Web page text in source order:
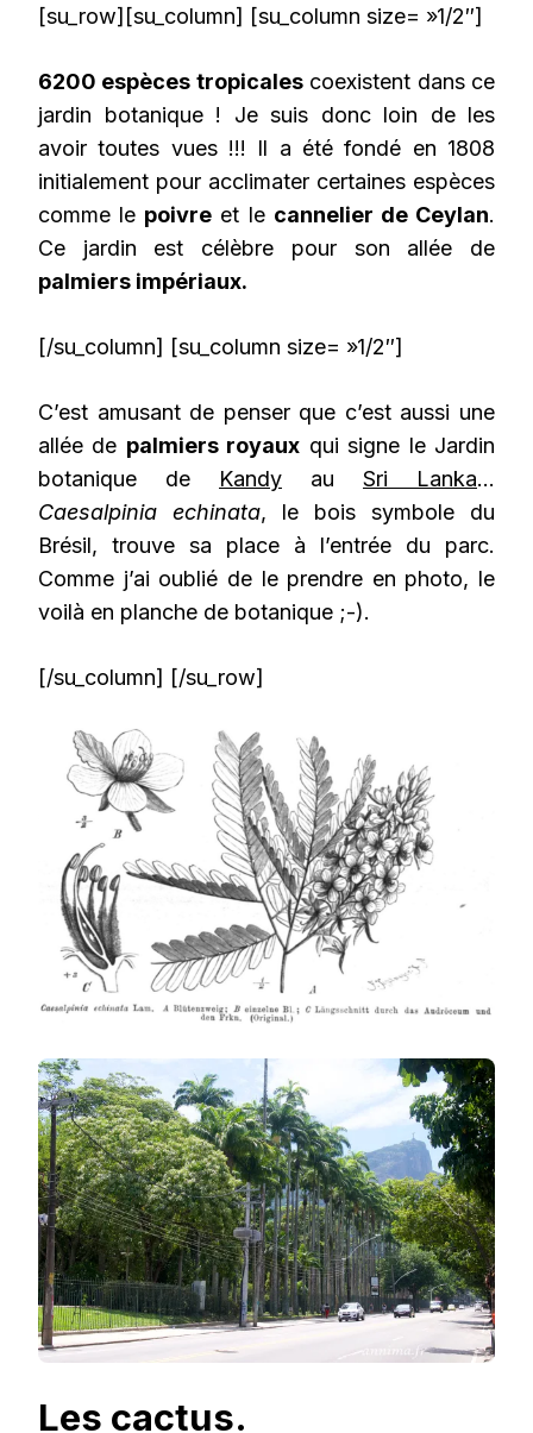
[su_row][su_column] [su_column size= »1/2″]
6200 espèces tropicalescoexistent dans ce
jardin botanique ! Je suis donc loin de les
avoir toutes vues !!! Il a été fondé en 1808
initialement pour acclimater certaines espèces
comme le poivre et le cannelier de Ceylan.
Ce jardin est célèbre pour son allée de
palmiers impériaux.
[/su_column] [su_column size= »1/2″]
C’est amusant de penser que c’est aussi une
allée de palmiers royaux qui signe le Jardin
botanique de Kandy au Sri Lanka…
Caesalpinia echinata, le bois symbole du
Brésil, trouve sa place à l’entrée du parc.
Comme j’ai oublié de le prendre en photo, le
voilà en planche de botanique ;-).
[/su_column] [/su_row]
Les cactus.